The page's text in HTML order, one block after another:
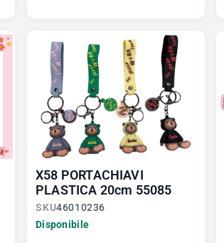
X58 PORTACHIAVI
PLASTICA 20cm 55085
SKU46010236
Disponibile